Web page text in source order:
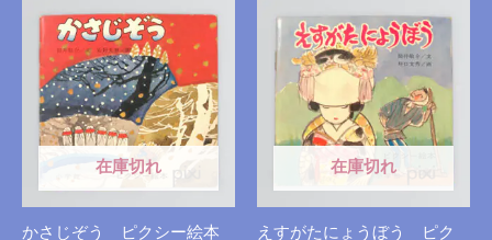
在庫切れ
かさじぞう ピクシー絵本
在庫切れ
えすがたにょうぼう ピク